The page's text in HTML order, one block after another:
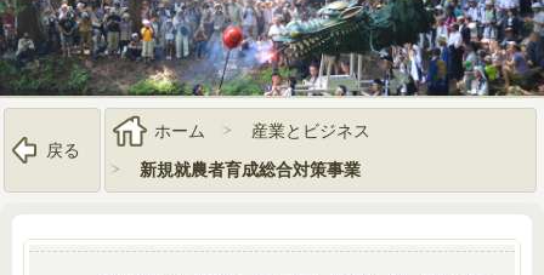
戻る
ホーム
産業とビジネス
新規就農者育成総合対策事業